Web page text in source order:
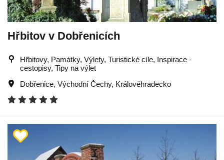
Hřbitov v Dobřenicích
Hřbitovy, Památky, Výlety, Turistické cíle, Inspirace -
cestopisy, Tipy na výlet
Dobřenice, Východní Čechy, Královéhradecko